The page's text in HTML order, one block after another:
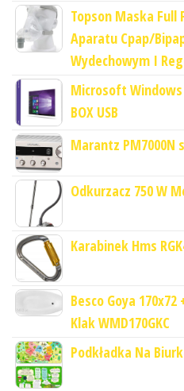
Topson Maska Full
Aparatu Cpap/
Wydechowym I
Microsoft
BOX USB
Marantz PM7000N
Odkurzacz 750 W
Karabinek Hms
Besco Goya
Klak WMD170GKC
Podkładka Na